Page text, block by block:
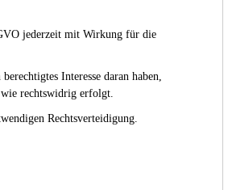
jederzeit mit Wirkung für die
Interesse daran haben,
rechtswidrig erfolgt.
Rechtsverteidigung.